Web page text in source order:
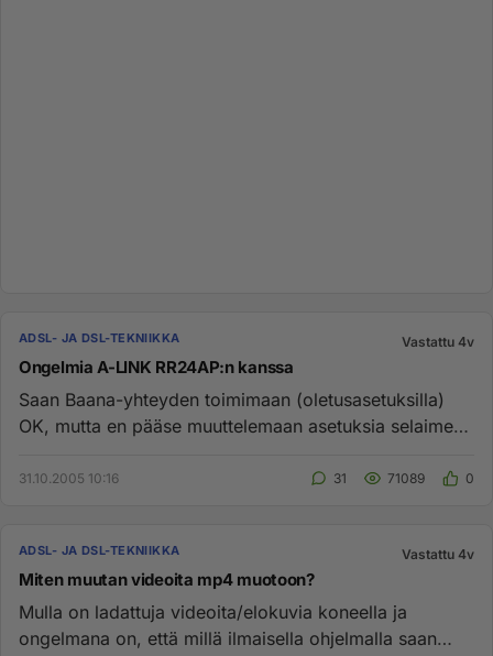
ADSL- JA DSL-TEKNIIKKA Vastattu 4v
Ongelmia A-LINK RR24AP:n kanssa
Saan Baana-yhteyden toimimaan (oletusasetuksilla)
OK, mutta en pääse muuttelemaan asetuksia selaimen
31.10.2005 10:16 31 71089 0
ADSL- JA DSL-TEKNIIKKA Vastattu 4v
Miten muutan videoita mp4 muotoon?
Mulla on ladattuja videoita/elokuvia koneella ja
ongelmana on, että millä ilmaisella ohjelmalla saan